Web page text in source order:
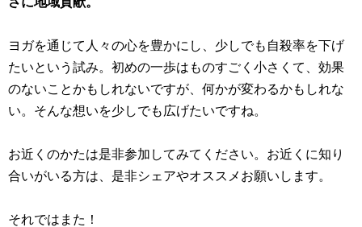
ヨガを通じて人々の心を豊かにし、少しでも自殺率を下げ
たいという試み。初めの一歩はものすごく小さくて、効果
のないことかもしれないですが、何かが変わるかもしれな
い。そんな想いを少しでも広げたいですね。
お近くのかたは是非参加してみてください。 お近くに知り
合いがいる方は、是非シェアやオススメお願いします。
それではまた！